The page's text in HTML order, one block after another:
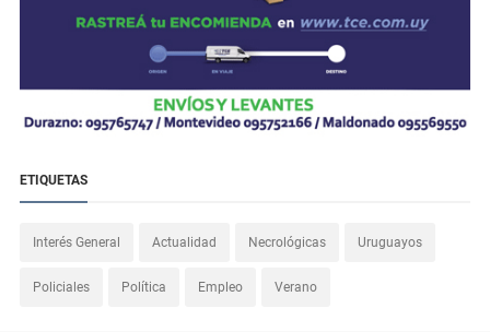
ETIQUETAS
Interés General Actualidad Necrológicas Uruguayos
Policiales Política Empleo Verano